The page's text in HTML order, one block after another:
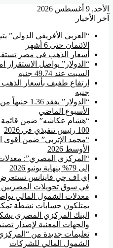
الأحد, 9 أغسطس 2026
آخر الأخبار
“العربي الأفريقي الدولي”
الائتمان حتى 6 أشهر
أسعار الذهب فى مصر تستقر وعيار 21 بـ6095
“الدولار” يواصل الاستقرار
السبت عند 49.74 جنيه
جنيه
“الدولار” يفقد
الأسبوع الماضي
“هشام عكاشه” ضمن قائمة
100 رئيس تنفيذي في 2026
“محمد الإتربي” ضمن أقوى
الأوسط 2026
“المركزي المصري”:
إلى 79% بنهاية يونيو 2026
إي اف چي فاينانس
في سوق تحويلات المصريين
يمتلكون حسابات نشطة
البنك المركزي المصري
والجهات المعنية لإصدار
تعليمات جديدة من
الشمول المالي للشركات